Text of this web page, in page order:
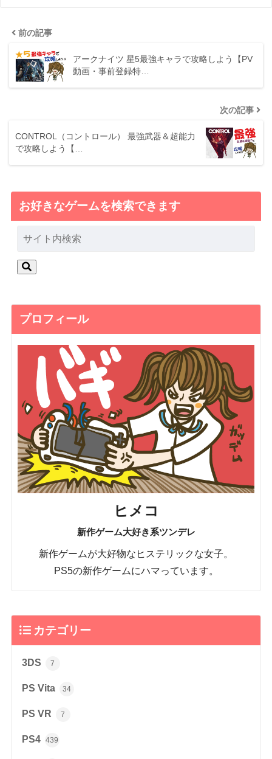
前の記事
アークナイツ 星5最強キャラで攻略しよう【PV
動画・事前登録特…
次の記事
CONTROL（コントロール） 最強武器＆超能力
で攻略しよう【…
お好きなゲームを検索できます
プロフィール
ヒメコ
新作ゲーム大好き系ツンデレ
新作ゲームが大好物なヒステリックな女子。
PS5の新作ゲームにハマっています。
カテゴリー
3DS 7
PS Vita 34
PS VR 7
PS4 439